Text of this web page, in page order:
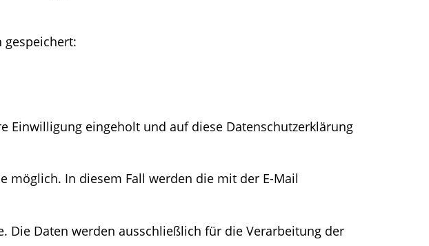
gespeichert:
Einwilligung eingeholt und auf diese Datenschutzerklärung
möglich. In diesem Fall werden die mit der E-Mail
Die Daten werden ausschließlich für die Verarbeitung der